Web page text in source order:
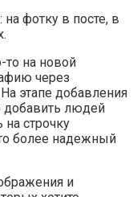
фотку в посте, в
то на новой
через
этапе добавления
добавить людей
на строчку
более надежный
и